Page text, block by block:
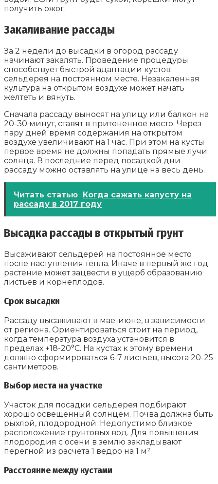
получить ожог.
Закаливание рассады
За 2 недели до высадки в огород рассаду
начинают закалять. Проведение процедуры
способствует быстрой адаптации кустов
сельдерея на постоянном месте. Незакаленная
культура на открытом воздухе может начать
желтеть и вянуть.
Сначала рассаду выносят на улицу или балкон на
20-30 минут, ставят в притененное место. Через
пару дней время содержания на открытом
воздухе увеличивают на 1 час. При этом на кусты
первое время не должны попадать прямые лучи
солнца. В последние перед посадкой дни
рассаду можно оставлять на улице на весь день.
Читать статью
Когда сажать капусту на
рассаду в 2017 году
Высадка рассады в открытый грунт
Высаживают сельдерей на постоянное место
после наступления тепла. Иначе в первый же год
растение может зацвести в ущерб образованию
листьев и корнеплодов.
Срок высадки
Рассаду высаживают в мае-июне, в зависимости
от региона. Ориентироваться стоит на период,
когда температура воздуха установится в
пределах +18-20°С. На кустах к этому времени
должно сформироваться 6-7 листьев, высота 20-25
сантиметров.
Выбор места на участке
Участок для посадки сельдерея подбирают
хорошо освещенный солнцем. Почва должна быть
рыхлой, плодородной. Недопустимо близкое
расположение грунтовых вод. Для повышения
плодородия с осени в землю закладывают
перегной из расчета 1 ведро на 1 м².
Расстояние между кустами